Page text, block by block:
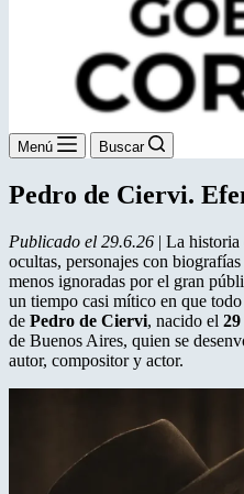
Menú Buscar
Pedro de Ciervi.
Publicado el 29.6.26 | La historia
ocultas, personajes con
menos ignoradas por el gran
un tiempo casi mítico en que
de Pedro de Ciervi, nacido el
de Buenos Aires, quien se
autor, compositor y actor.